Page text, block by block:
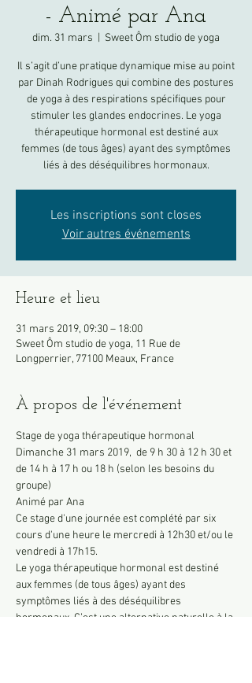
- Animé par Ana
dim. 31 mars Sweet Ôm studio de yoga
Il s’agit d’une pratique dynamique mise au point
par Dinah Rodrigues qui combine des postures
de yoga à des respirations spécifiques pour
stimuler les glandes endocrines. Le yoga
thérapeutique hormonal est destiné aux
femmes (de tous âges) ayant des symptômes
liés à des déséquilibres hormonaux.
Les inscriptions sont closes
Voir autres événements
Heure et lieu
31 mars 2019, 09:30 – 18:00
Sweet Ôm studio de yoga, 11 Rue de
Longperrier, 77100 Meaux, France
À propos de l'événement
Stage de yoga thérapeutique hormonal
Dimanche 31 mars 2019,  de 9 h 30 à 12 h 30 et
de 14 h à 17 h ou 18 h (selon les besoins du
groupe)
Animé par Ana
Ce stage d'une journée est complété par six
cours d'une heure le mercredi à 12h30 et/ou le
vendredi à 17h15.
Le yoga thérapeutique hormonal est destiné
aux femmes (de tous âges) ayant des
symptômes liés à des déséquilibres
hormonaux. C’est une alternative naturelle à la